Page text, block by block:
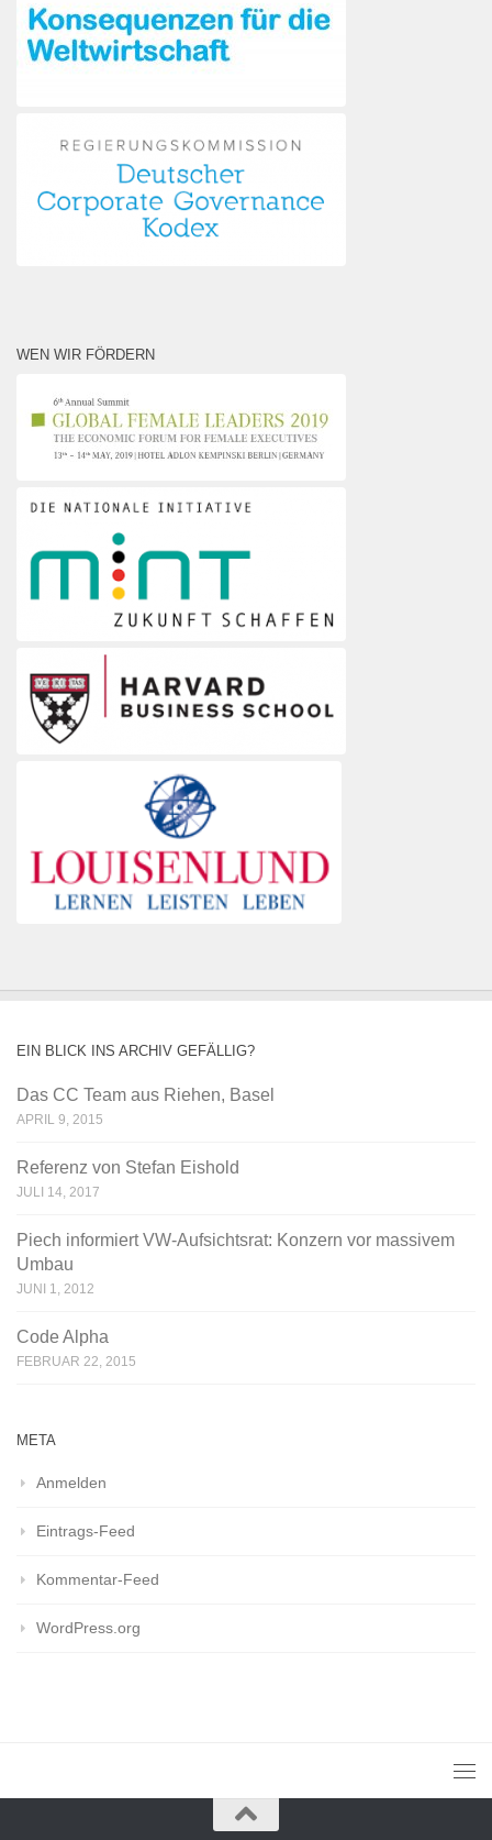
WEN WIR FÖRDERN
EIN BLICK INS ARCHIV GEFÄLLIG?
Das CC Team aus Riehen, Basel
APRIL 9, 2015
Referenz von Stefan Eishold
JULI 14, 2017
Piech informiert VW-Aufsichtsrat: Konzern vor massivem
Umbau
JUNI 1, 2012
Code Alpha
FEBRUAR 22, 2015
META
Anmelden
Eintrags-Feed
Kommentar-Feed
WordPress.org